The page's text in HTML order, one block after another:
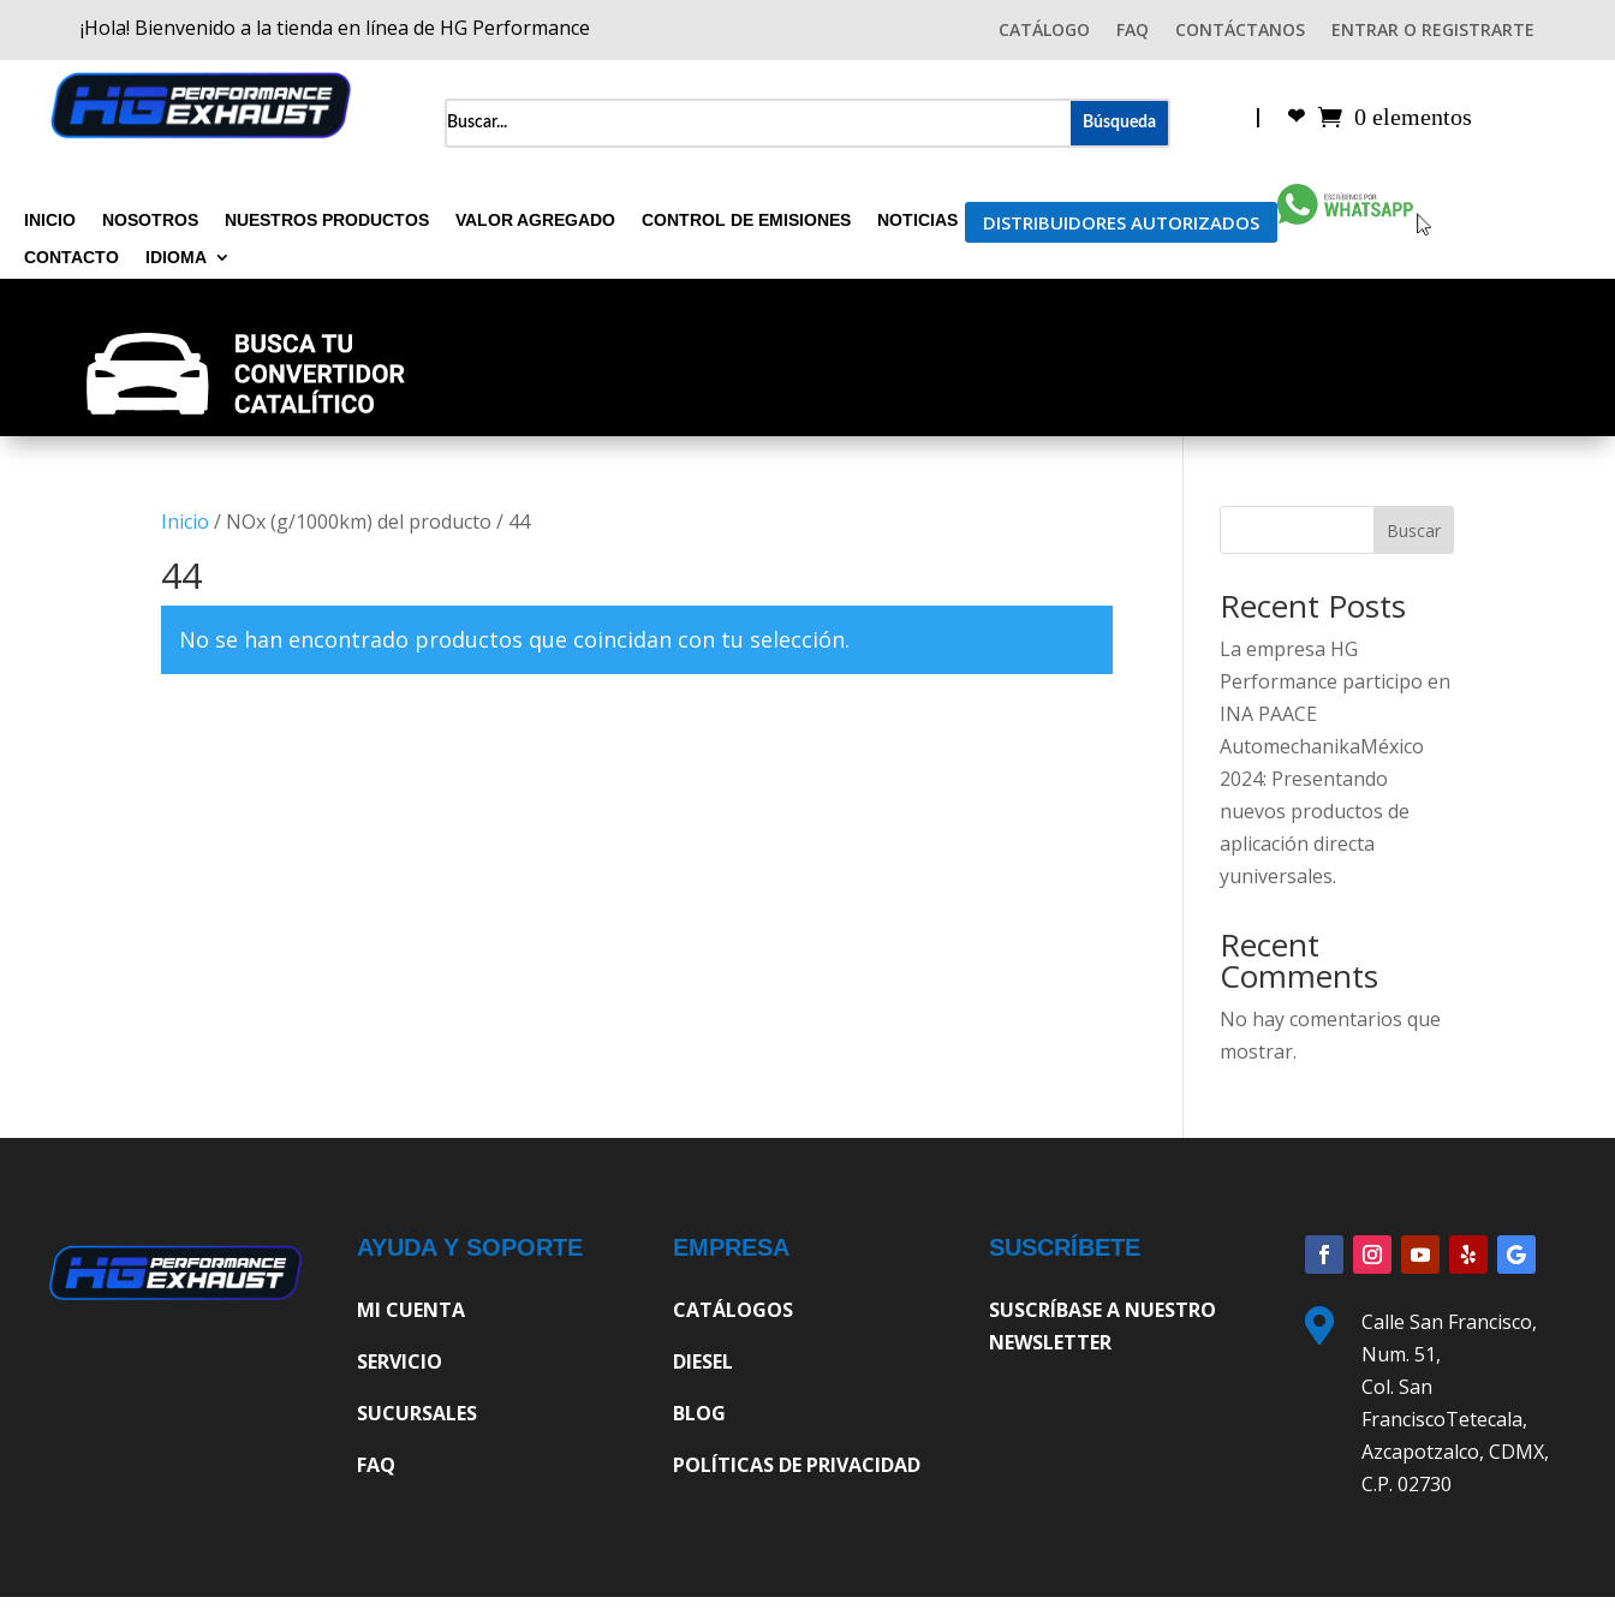
¡Hola! Bienvenido a la tienda en línea de HG Performance CATÁLOGO FAQ CONTÁCTANOS ENTRAR O REGISTRARTE
| ❤︎ 0 elementos
INICIO NOSOTROS NUESTROS PRODUCTOS VALOR AGREGADO CONTROL DE EMISIONES
NOTICIAS
CONTACTO
IDIOMA
DISTRIBUIDORES AUTORIZADOS
Inicio / NOx (g/1000km) del producto / 44
44
No se han encontrado productos que coincidan con tu selección.
Buscar
Recent Posts
La empresa HG
Performance participo en
INA PAACE
AutomechanikaMéxico
2024: Presentando
nuevos productos de
aplicación directa
yuniversales.
Recent
Comments
No hay comentarios que
mostrar.
AYUDA Y SOPORTE
MI CUENTA
SERVICIO
SUCURSALES
FAQ
EMPRESA
CATÁLOGOS
DIESEL
BLOG
POLÍTICAS DE PRIVACIDAD
SUSCRÍBETE
SUSCRÍBASE A NUESTRO
NEWSLETTER

Calle San Francisco,
Num. 51,
Col. San
FranciscoTetecala,
Azcapotzalco, CDMX,
C.P. 02730